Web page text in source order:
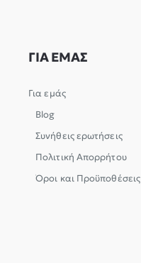
ΓΙΑ ΕΜΑΣ
Για εμάς
Blog
Συνήθεις ερωτήσεις
Πολιτική Απορρήτου
Όροι και Προϋποθέσεις